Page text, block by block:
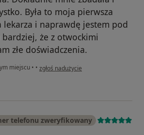
Była to moja pierwsza
lekarza i naprawdę jestem pod
że z otwockimi
złe doświadczenia.
miejscu • • w opinii użytkownika Konto zostało
zgłoś nadużycie
telefonu zweryfikowany